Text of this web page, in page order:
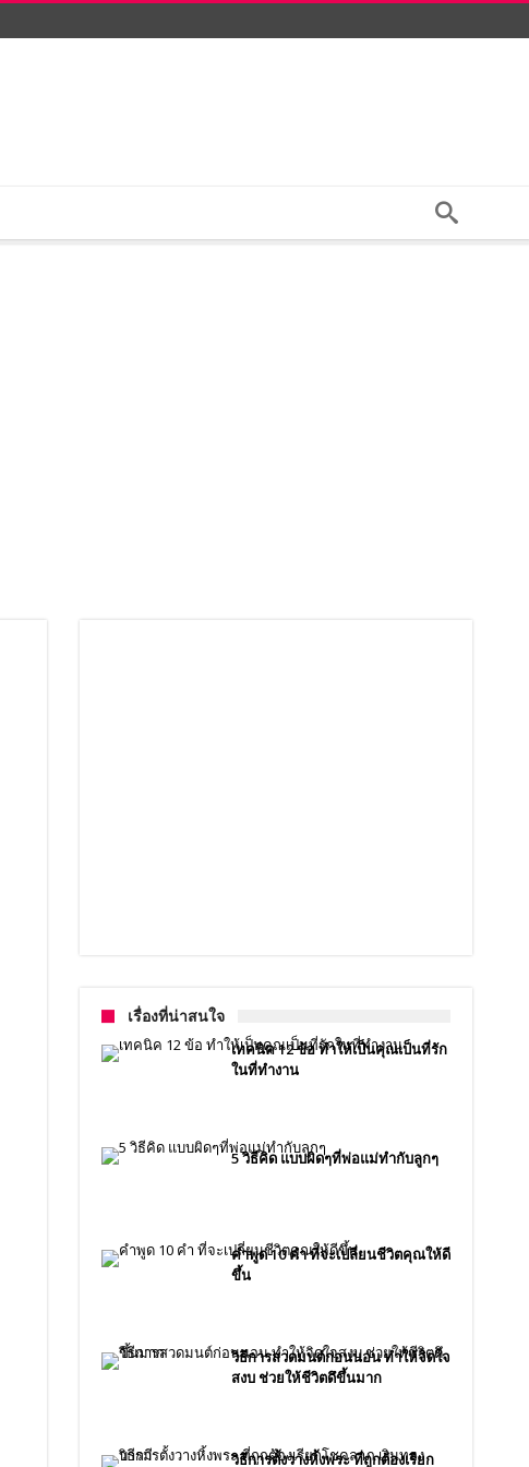
เรื่องที่น่าสนใจ
เทคนิค 12 ข้อ ทำให้เป็นคุณเป็นที่รัก
ในที่ทำงาน
5 วิธีคิด แบบผิดๆที่พ่อแม่ทำกับลูกๆ
คำพูด 10 คำ ที่จะเปลี่ยนชีวิตคุณให้ดี
ขึ้น
วิธีการสวดมนต์ก่อนนอน ทำให้จิดใจ
สงบ ช่วยให้ชีวิตดึขึ้นมาก
วิธีการตั้งวางหิ้งพระ ที่ถูกต้องเรียก